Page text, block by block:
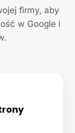
firmy, aby
w Google i